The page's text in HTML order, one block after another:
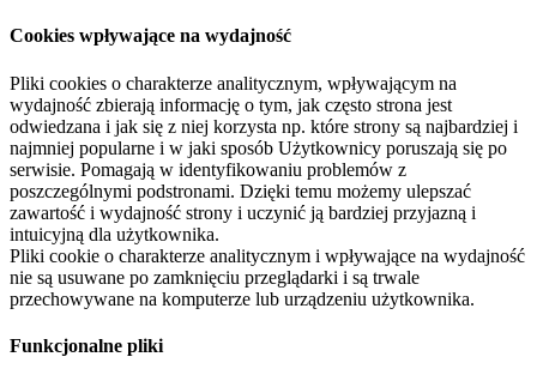
Cookies wpływające na wydajność
Pliki cookies o charakterze analitycznym, wpływającym na
wydajność zbierają informację o tym, jak często strona jest
odwiedzana i jak się z niej korzysta np. które strony są najbardziej i
najmniej popularne i w jaki sposób Użytkownicy poruszają się po
serwisie. Pomagają w identyfikowaniu problemów z
poszczególnymi podstronami. Dzięki temu możemy ulepszać
zawartość i wydajność strony i uczynić ją bardziej przyjazną i
intuicyjną dla użytkownika.
Pliki cookie o charakterze analitycznym i wpływające na wydajność
nie są usuwane po zamknięciu przeglądarki i są trwale
przechowywane na komputerze lub urządzeniu użytkownika.
Funkcjonalne pliki